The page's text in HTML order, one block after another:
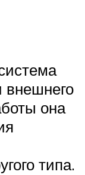
внешнего
она
типа.